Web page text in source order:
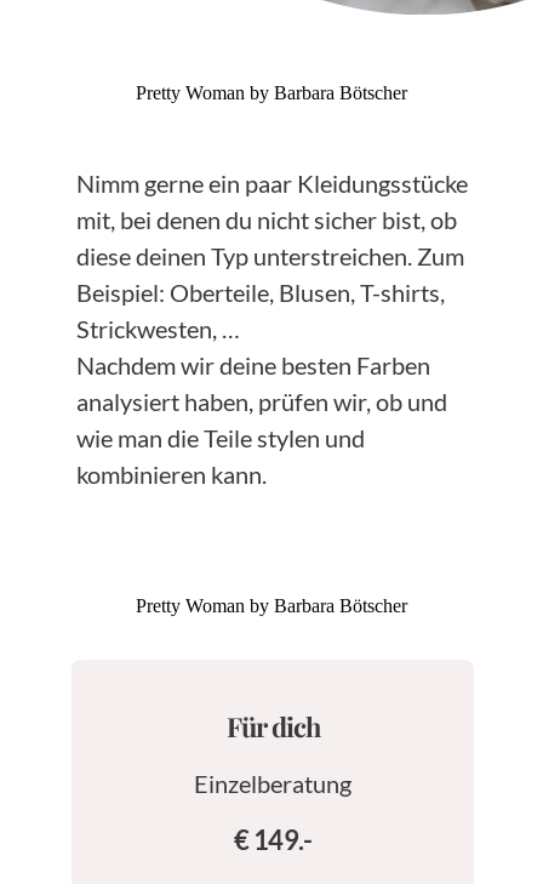
Pretty Woman by Barbara Bötscher
Nimm gerne ein paar Kleidungsstücke
mit, bei denen du nicht sicher bist, ob
diese deinen Typ unterstreichen. Zum
Beispiel: Oberteile, Blusen, T-shirts,
Strickwesten, …
Nachdem wir deine besten Farben
analysiert haben, prüfen wir, ob und
wie man die Teile stylen und
kombinieren kann.
Pretty Woman by Barbara Bötscher
Für dich
Einzelberatung
€ 149.-